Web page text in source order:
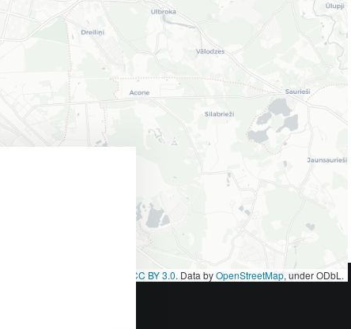
CC BY 3.0. Data byOpenStreetMap, under ODbL.